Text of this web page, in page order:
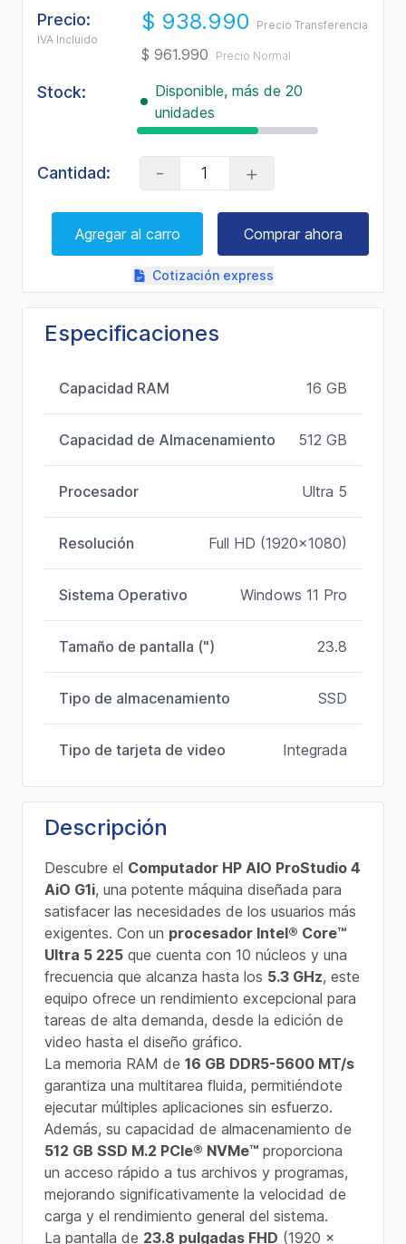
Read
a
Review.
la
Precio:
IVA Incluido
$ 938.990 Precio Transferencia
$ 961.990 Precio Normal
Stock:
Disponible, más de 20
unidades
Cantidad: - +
Agregar al carro Comprar ahora
Cotización express
Especificaciones
Capacidad RAM 16 GB
Capacidad de Almacenamiento 512 GB
Procesador Ultra 5
Resolución Full HD (1920x1080)
Sistema Operativo Windows 11 Pro
Tamaño de pantalla (") 23.8
Tipo de almacenamiento SSD
Tipo de tarjeta de video Integrada
Descripción
Descubre el Computador HP AIO ProStudio 4
AiO G1i, una potente máquina diseñada para
satisfacer las necesidades de los usuarios más
exigentes. Con un procesador Intel® Core™
Ultra 5 225 que cuenta con 10 núcleos y una
frecuencia que alcanza hasta los 5.3 GHz, este
equipo ofrece un rendimiento excepcional para
tareas de alta demanda, desde la edición de
video hasta el diseño gráfico.
La memoria RAM de 16 GB DDR5-5600 MT/s
garantiza una multitarea fluida, permitiéndote
ejecutar múltiples aplicaciones sin esfuerzo.
Además, su capacidad de almacenamiento de
512 GB SSD M.2 PCIe® NVMe™ proporciona
un acceso rápido a tus archivos y programas,
mejorando significativamente la velocidad de
carga y el rendimiento general del sistema.
La pantalla de 23.8 pulgadas FHD (1920 x